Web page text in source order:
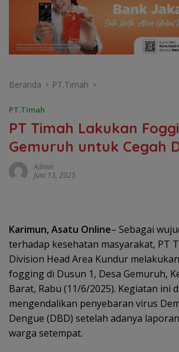
Beranda PT.Timah
PT.Timah
PT Timah Lakukan
Gemuruh untuk Cegah
Admin
Juni 13, 2025
Karimun, Asatu Online– Sebagai
terhadap kesehatan masyarakat, PT
Division Head Area Kundur
fogging di Dusun 1, Desa Gemuruh,
Barat, Rabu (11/6/2025). Kegiatan ini
mengendalikan penyebaran virus
Dengue (DBD) setelah adanya
warga setempat.